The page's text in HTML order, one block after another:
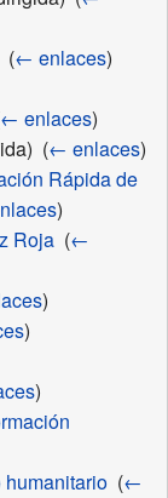
(← enlaces)
← enlaces)
(← enlaces)
Rápida de
)
Roja‎ (←
)
)
)
‎ (←